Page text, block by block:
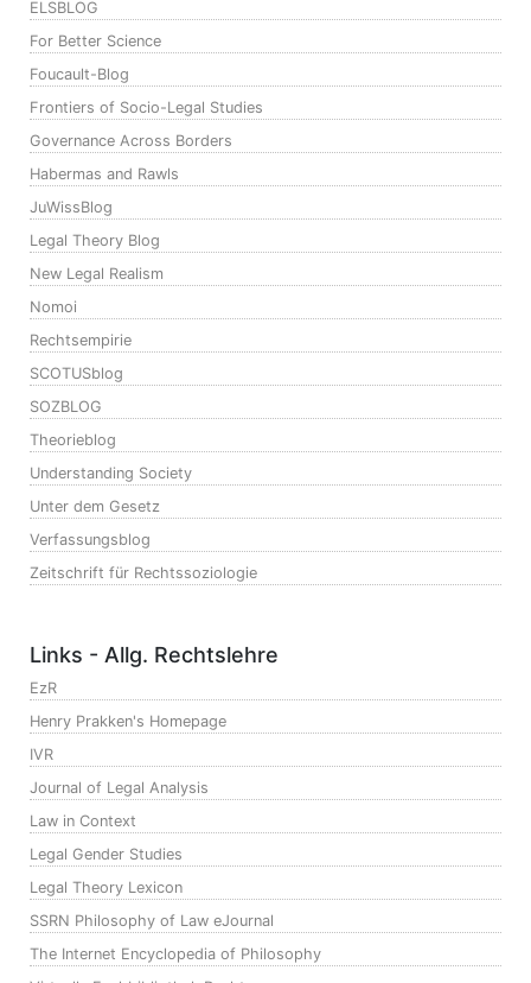
ELSBLOG
For Better Science
Foucault-Blog
Frontiers of Socio-Legal Studies
Governance Across Borders
Habermas and Rawls
JuWissBlog
Legal Theory Blog
New Legal Realism
Nomoi
Rechtsempirie
SCOTUSblog
SOZBLOG
Theorieblog
Understanding Society
Unter dem Gesetz
Verfassungsblog
Zeitschrift für Rechtssoziologie
Links - Allg. Rechtslehre
EzR
Henry Prakken's Homepage
IVR
Journal of Legal Analysis
Law in Context
Legal Gender Studies
Legal Theory Lexicon
SSRN Philosophy of Law eJournal
The Internet Encyclopedia of Philosophy